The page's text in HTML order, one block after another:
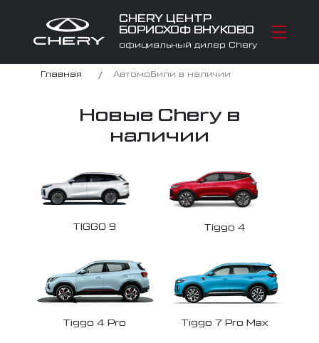
CHERY ЦЕНТР
БОРИСХОФ ВНУКОВО
официальный дилер Chery
Главная Автомобили в наличии
Новые Chery в
наличии
TIGGO 9 Tiggo 4
Tiggo 4 Pro Tiggo 7 Pro Max